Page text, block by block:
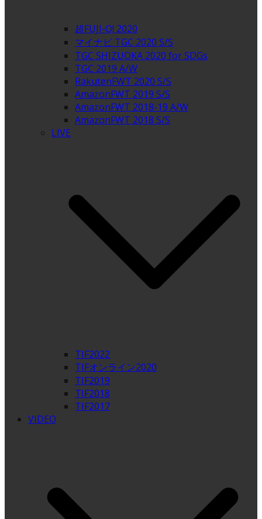
超FUJI-Q! 2020
マイナビ TGC 2020 S/S
TGC SHIZUOKA 2020 for SDGs
TGC 2019 A/W
RakutenFWT 2020 S/S
AmazonFWT 2019 S/S
AmazonFWT 2018-19 A/W
AmazonFWT 2018 S/S
LIVE
TIF2022
TIFオンライン2020
TIF2019
TIF2018
TIF2017
VIDEO